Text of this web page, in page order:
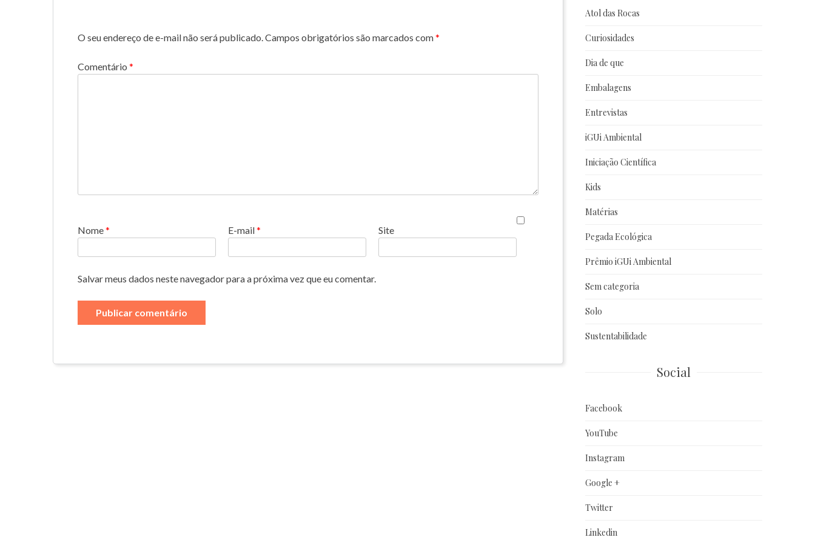
O seu endereço de e-mail não será publicado.Campos obrigatórios são marcados com*
Comentário *
Nome* E-mail* Site
Salvar meus dados neste navegador para a próxima vez que eu comentar.
Atol das Rocas
Curiosidades
Dia de que
Embalagens
Entrevistas
iGUi Ambiental
Iniciação Científica
Kids
Matérias
Pegada Ecológica
Prêmio iGUi Ambiental
Sem categoria
Solo
Sustentabilidade
Social
Facebook
YouTube
Instagram
Google +
Twitter
Linkedin